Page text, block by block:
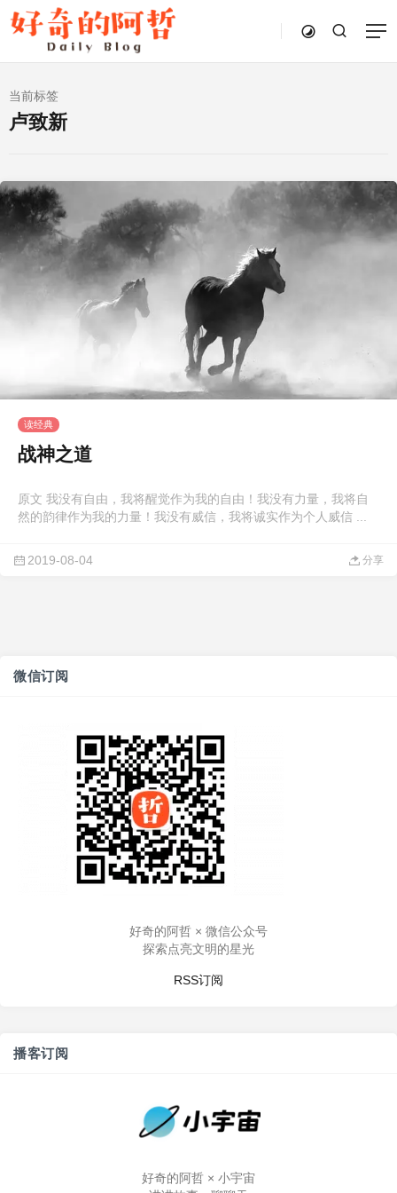
当前标签
卢致新
读经典
战神之道
原文 我没有自由，我将醒觉作为我的自由！我没有力量，我将自
然的韵律作为我的力量！我没有威信，我将诚实作为个人威信 ...
2019-08-04 分享
微信订阅
好奇的阿哲 × 微信公众号
探索点亮文明的星光
RSS订阅
播客订阅
好奇的阿哲 × 小宇宙